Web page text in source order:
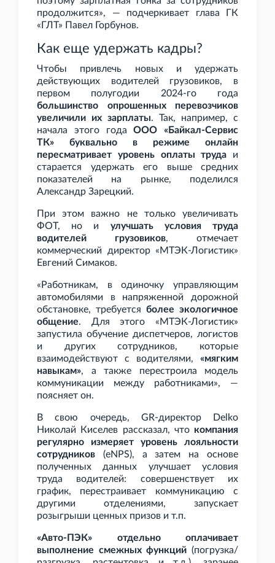
продолжится», — подчеркивает глава ГК
«ГЛТ» Павел Горбунов.
Как еще удержать кадры?
Чтобы привлечь новых и удержать
действующих водителей грузовиков, в
первом полугодии 2024-го года
большинство опрошенных перевозчиков
увеличили их зарплаты. Так, например, с
начала этого годаООО «Байкал-Сервис
ТК» буквально в режиме онлайн
пересматривает уровень оплаты труда и
старается удержать его выше средних
показателей на рынке, поделился
Александр Зарецкий.
При этом важно не только увеличивать
ФОТ, но и улучшать условия труда
водителей грузовиков, отмечает
коммерческий директор «МТЭК-Логистик»
Евгений Симаков.
«Работникам, в одиночку управляющим
автомобилями в напряженной дорожной
обстановке, требуется более экологичное
общение. Для этого «МТЭК-Логистик»
запустила обучение диспетчеров, логистов
и других сотрудников, которые
взаимодействуют с водителями, «мягким
навыкам», а также перестроила модель
коммуникации между работниками», —
поясняет он.
В свою очередь, GR-директор Delko
Николай Киселев рассказал, что компания
регулярно измеряет уровень лояльности
сотрудников (eNPS), а затем на основе
полученных данных улучшает условия
труда водителей: совершенствует их
график, перестраивает коммуникацию с
другими отделениями, запускает
розыгрыши ценных призов и т.п.
«Авто-ПЭК» отдельно оплачивает
выполнение смежных функций (погрузка/